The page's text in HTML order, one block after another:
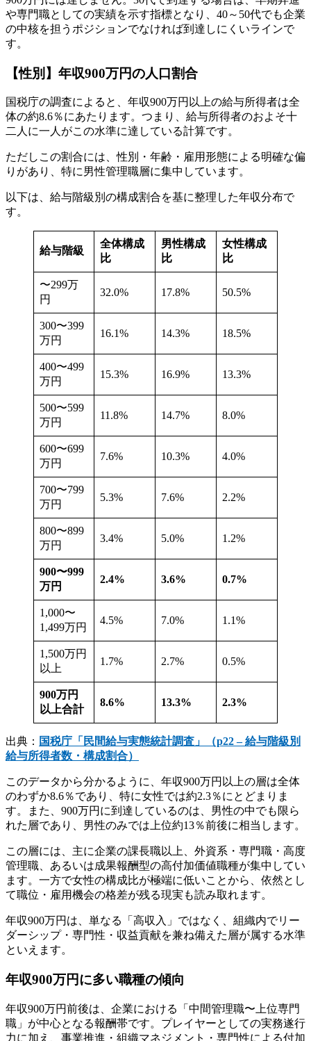
や専門職としての実績を示す指標となり、40～50代でも企業
の中核を担うポジションでなければ到達しにくいラインで
す。
【性別】年収900万円の人口割合
国税庁の調査によると、年収900万円以上の給与所得者は全
体の約8.6％にあたります。つまり、給与所得者のおよそ十
二人に一人がこの水準に達している計算です。
ただしこの割合には、性別・年齢・雇用形態による明確な偏
りがあり、特に男性管理職層に集中しています。
以下は、給与階級別の構成割合を基に整理した年収分布で
す。
給与階級
全体構成
比
男性構成
比
女性構成
比
〜299万
円
32.0% 17.8% 50.5%
300〜399
万円
16.1% 14.3% 18.5%
400〜499
万円
15.3% 16.9% 13.3%
500〜599
万円
11.8% 14.7% 8.0%
600〜699
万円
7.6% 10.3% 4.0%
700〜799
万円
5.3% 7.6% 2.2%
800〜899
万円
3.4% 5.0% 1.2%
900〜999
万円
2.4% 3.6% 0.7%
1,000〜
1,499万円
4.5% 7.0% 1.1%
1,500万円
以上
1.7% 2.7% 0.5%
900万円
以上合計
8.6% 13.3% 2.3%
出典： 国税庁「民間給与実態統計調査」（p22 – 給与階級別
給与所得者数・構成割合）
このデータから分かるように、年収900万円以上の層は全体
のわずか8.6％であり、特に女性では約2.3％にとどまりま
す。また、900万円に到達しているのは、男性の中でも限ら
れた層であり、男性のみでは上位約13％前後に相当します。
この層には、主に企業の課長職以上、外資系・専門職・高度
管理職、あるいは成果報酬型の高付加価値職種が集中してい
ます。一方で女性の構成比が極端に低いことから、依然とし
て職位・雇用機会の格差が残る現実も読み取れます。
年収900万円は、単なる「高収入」ではなく、組織内でリー
ダーシップ・専門性・収益貢献を兼ね備えた層が属する水準
といえます。
年収900万円に多い職種の傾向
年収900万円前後は、企業における「中間管理職〜上位専門
職」が中心となる報酬帯です。プレイヤーとしての実務遂行
力に加え、事業推進・組織マネジメント・専門性による付加